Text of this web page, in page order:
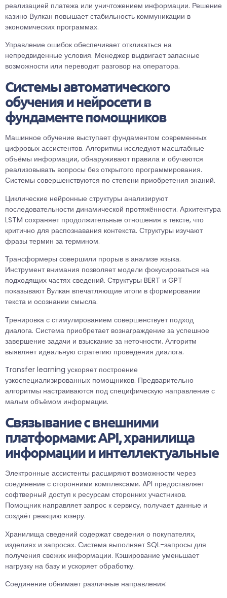
реализацией платежа или уничтожением информации. Решение
казино Вулкан повышает стабильность коммуникации в
экономических программах.
Управление ошибок обеспечивает откликаться на
непредвиденные условия. Менеджер выдвигает запасные
возможности или переводит разговор на оператора.
Системы автоматического
обучения и нейросети в
фундаменте помощников
Машинное обучение выступает фундаментом современных
цифровых ассистентов. Алгоритмы исследуют масштабные
объёмы информации, обнаруживают правила и обучаются
реализовывать вопросы без открытого программирования.
Системы совершенствуются по степени приобретения знаний.
Циклические нейронные структуры анализируют
последовательности динамической протяжённости. Архитектура
LSTM сохраняет продолжительные отношения в тексте, что
критично для распознавания контекста. Структуры изучают
фразы термин за термином.
Трансформеры совершили прорыв в анализе языка.
Инструмент внимания позволяет модели фокусироваться на
подходящих частях сведений. Структуры BERT и GPT
показывают Вулкан впечатляющие итоги в формировании
текста и осознании смысла.
Тренировка с стимулированием совершенствует подход
диалога. Система приобретает вознаграждение за успешное
завершение задачи и взыскание за неточности. Алгоритм
выявляет идеальную стратегию проведения диалога.
Transfer learning ускоряет построение
узкоспециализированных помощников. Предварительно
алгоритмы настраиваются под специфическую направление с
малым объёмом информации.
Связывание с внешними
платформами: API, хранилища
информации и интеллектуальные
Электронные ассистенты расширяют возможности через
соединение с сторонними комплексами. API предоставляет
софтверный доступ к ресурсам сторонних участников.
Помощник направляет запрос к сервису, получает данные и
создаёт реакцию юзеру.
Хранилища сведений содержат сведения о покупателях,
изделиях и запросах. Система выполняет SQL-запросы для
получения свежих информации. Кэширование уменьшает
нагрузку на базу и ускоряет обработку.
Соединение обнимает различные направления: